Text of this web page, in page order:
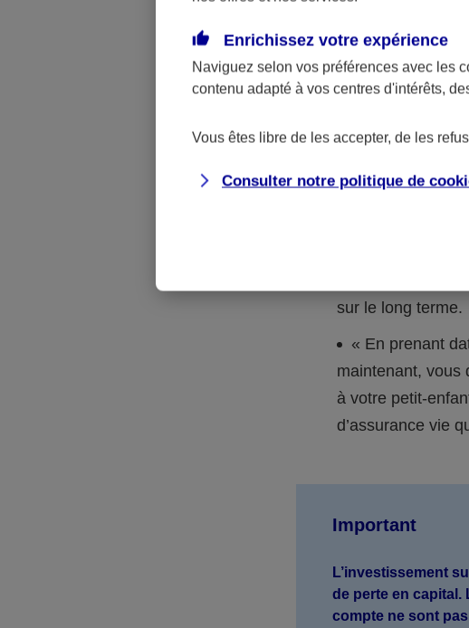
Un contrat
donation
Si vos petits-enfants
l’immédiat, alors
avantages :
sur le long terme.
« En prenant
maintenant, vous
à votre petit-
d’assurance vie
Important
L’investissement
de perte en
compte ne sont
Enrichissez votre expérience
Naviguez selon vos préférences avec les
contenu adapté à vos centres d'intérêts,
Vous êtes libre de les accepter, de les
Consulter notre politique de